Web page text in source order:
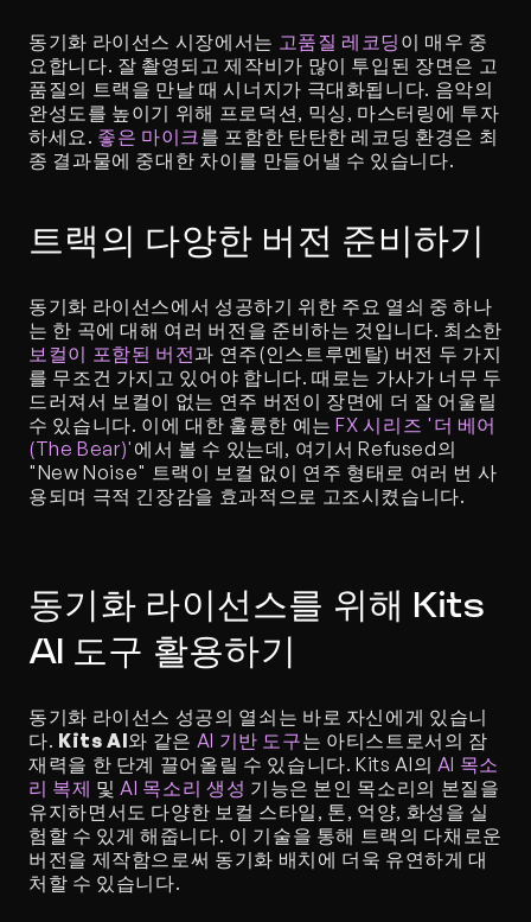
동기화 라이선스 시장에서는 고품질 레코딩 이 매우 중
요합니다. 잘 촬영되고 제작비가 많이 투입된 장면은 고
품질의 트랙을 만날 때 시너지가 극대화됩니다. 음악의
완성도를 높이기 위해 프로덕션, 믹싱, 마스터링에 투자
하세요. 좋은 마이크를 포함한 탄탄한 레코딩 환경은 최
종 결과물에 중대한 차이를 만들어낼 수 있습니다.
트랙의 다양한 버전 준비하기
동기화 라이선스에서 성공하기 위한 주요 열쇠 중 하나
보컬이 포함된 버전과 연주(인스트루멘탈) 버전 두 가지
를 무조건 가지고 있어야 합니다. 때로는 가사가 너무 두
드러져서 보컬이 없는 연주 버전이 장면에 더 잘 어울릴
수 있습니다. 이에 대한 훌륭한 예는 FX 시리즈 '더 베어
(The Bear)' 에서 볼 수 있는데, 여기서 Refused의
"New Noise" 트랙이 보컬 없이 연주 형태로 여러 번 사
용되며 극적 긴장감을 효과적으로 고조시켰습니다.
동기화 라이선스를 위해 Kits
AI 도구 활용하기
동기화 라이선스 성공의 열쇠는 바로 자신에게 있습니
다. Kits AI와 같은 AI 기반 도구는 아티스트로서의 잠
재력을 한 단계 끌어올릴 수 있습니다. Kits AI의 AI 목소
리 복제 및 AI 목소리 생성 기능은 본인 목소리의 본질을
유지하면서도 다양한 보컬 스타일, 톤, 억양, 화성을 실
험할 수 있게 해줍니다. 이 기술을 통해 트랙의 다채로운
버전을 제작함으로써 동기화 배치에 더욱 유연하게 대
처할 수 있습니다.